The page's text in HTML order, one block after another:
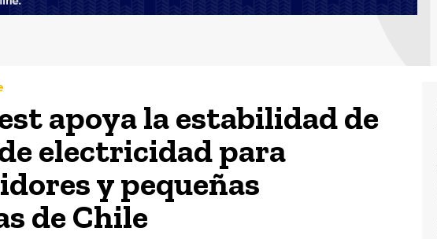
apoya la estabilidad de
electricidad para
y pequeñas
de Chile